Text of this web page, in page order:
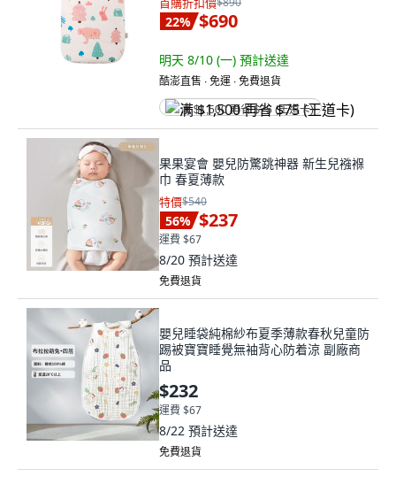
22% $690
明天 8/10 (一) 預計送達
酷澎直售 ∙ 免運 ∙ 免費退貨
满 $1,500 再省 $75 (王道卡)
果果宴會 嬰兒防驚跳神器 新生兒襁褓
巾 春夏薄款
特價$540
56% $237
運費 $67
8/20 預計送達
免費退貨
嬰兒睡袋純棉紗布夏季薄款春秋兒童防
踢被寶寶睡覺無袖背心防着涼 副廠商
品
$232
運費 $67
8/22 預計送達
免費退貨